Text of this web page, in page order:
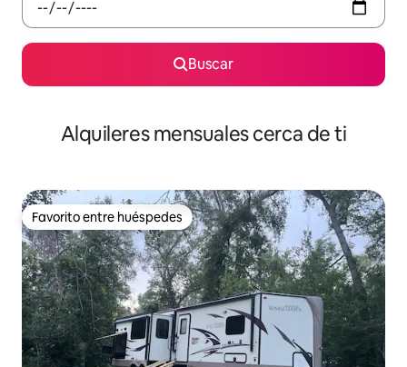
Buscar
Alquileres mensuales cerca de ti
Favorito entre huéspedes
Favorito entre huéspedes